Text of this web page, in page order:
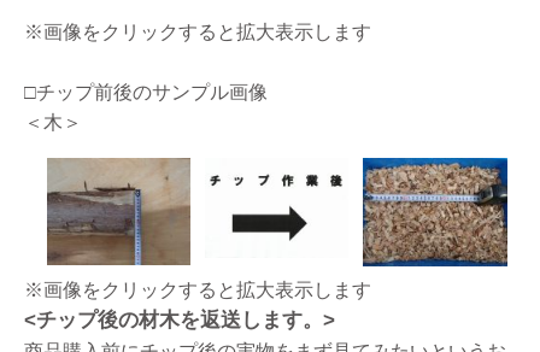
※画像をクリックすると拡大表示します
□チップ前後のサンプル画像
＜木＞
※画像をクリックすると拡大表示します
<チップ後の材木を返送します。>